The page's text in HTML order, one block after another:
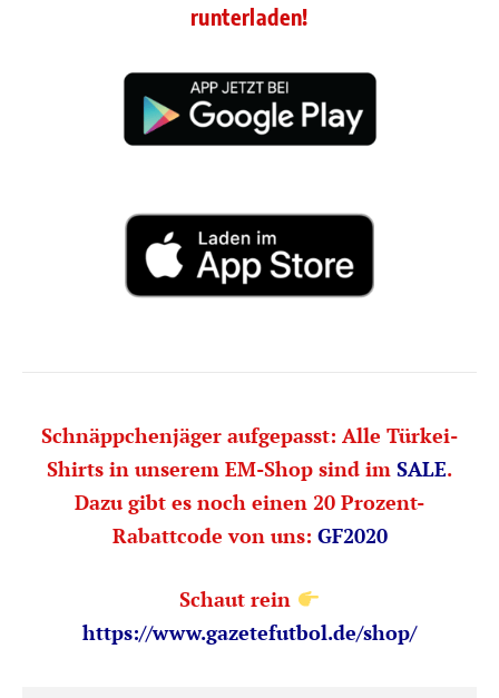
runterladen!
Schnäppchenjäger aufgepasst: Alle Türkei-
Shirts in unserem EM-Shop sind im SALE.
Dazu gibt es noch einen 20 Prozent-
Rabattcode von uns: GF2020
Schaut rein
https://www.gazetefutbol.de/shop/